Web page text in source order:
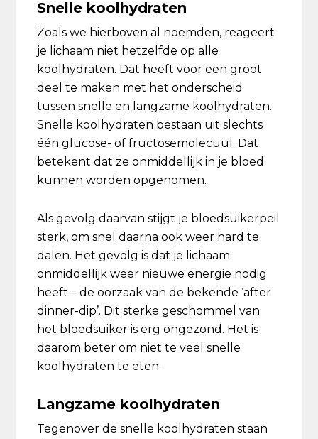
Snelle koolhydraten
Zoals we hierboven al noemden, reageert
je lichaam niet hetzelfde op alle
koolhydraten. Dat heeft voor een groot
deel te maken met het onderscheid
tussen snelle en langzame koolhydraten.
Snelle koolhydraten bestaan uit slechts
één glucose- of fructosemolecuul. Dat
betekent dat ze onmiddellijk in je bloed
kunnen worden opgenomen.
Als gevolg daarvan stijgt je bloedsuikerpeil
sterk, om snel daarna ook weer hard te
dalen. Het gevolg is dat je lichaam
onmiddellijk weer nieuwe energie nodig
heeft – de oorzaak van de bekende ‘after
dinner-dip’. Dit sterke geschommel van
het bloedsuiker is erg ongezond. Het is
daarom beter om niet te veel snelle
koolhydraten te eten.
Langzame koolhydraten
Tegenover de snelle koolhydraten staan